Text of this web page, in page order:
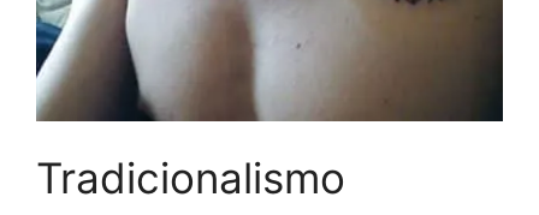
Tradicionalismo